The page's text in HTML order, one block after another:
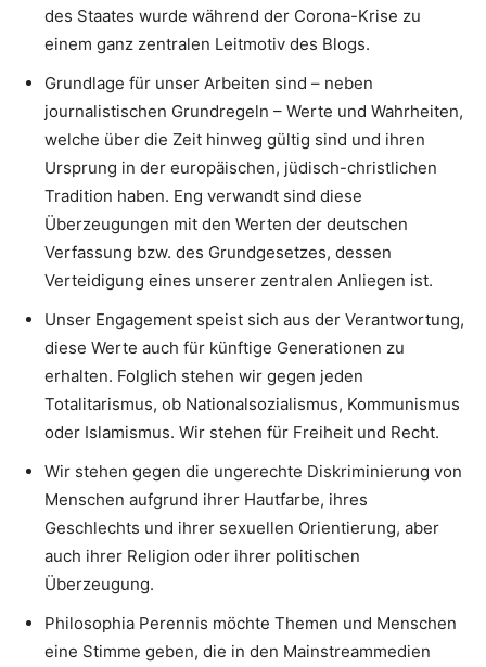
des Staates wurde während der Corona-Krise zu
einem ganz zentralen Leitmotiv des Blogs.
Grundlage für unser Arbeiten sind – neben
journalistischen Grundregeln – Werte und Wahrheiten,
welche über die Zeit hinweg gültig sind und ihren
Ursprung in der europäischen, jüdisch-christlichen
Tradition haben. Eng verwandt sind diese
Überzeugungen mit den Werten der deutschen
Verfassung bzw. des Grundgesetzes, dessen
Verteidigung eines unserer zentralen Anliegen ist.
Unser Engagement speist sich aus der Verantwortung,
diese Werte auch für künftige Generationen zu
erhalten. Folglich stehen wir gegen jeden
Totalitarismus, ob Nationalsozialismus, Kommunismus
oder Islamismus. Wir stehen für Freiheit und Recht.
Wir stehen gegen die ungerechte Diskriminierung von
Menschen aufgrund ihrer Hautfarbe, ihres
Geschlechts und ihrer sexuellen Orientierung, aber
auch ihrer Religion oder ihrer politischen
Überzeugung.
Philosophia Perennis möchte Themen und Menschen
eine Stimme geben, die in den Mainstreammedien